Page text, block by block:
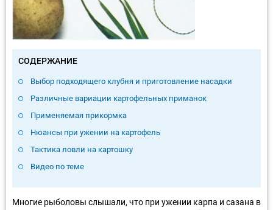
СОДЕРЖАНИЕ
Выбор подходящего клубня и приготовление насадки
Различные вариации картофельных приманок
Применяемая прикормка
Нюансы при ужении на картофель
Тактика ловли на картошку
Видео по теме
Многие рыболовы слышали, что при ужении карпа и сазана в